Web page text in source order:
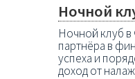
Ночной
Ночной клуб
партнёра в
успеха и
доход от